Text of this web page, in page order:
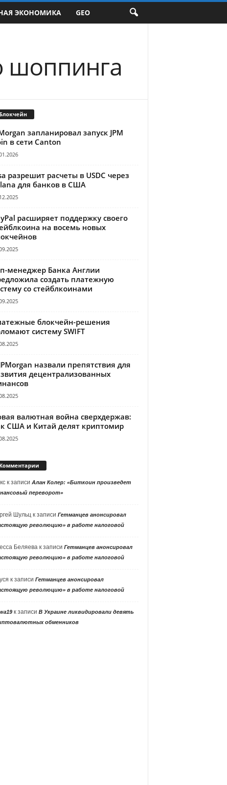
ЭКОНОМИКА GEO
шоппинга
Блокчейн
запланировал запуск JPM
в сети Canton
разрешит расчеты в USDC через
для банков в США
расширяет поддержку своего
на восемь новых
менеджер Банка Англии
создать платежную
со стейблкоинами
блокчейн-решения
систему SWIFT
назвали препятствия для
децентрализованных
валютная война сверхдержав:
США и Китай делят криптомир
Комментарии
к записи Алан Колер: «Биткоин произведет
переворот»
Шульцк записи Гетманцев анонсировал
революцию» в работе налоговой
Беляевак записи Гетманцев анонсировал
революцию» в работе налоговой
к записи Гетманцев анонсировал
революцию» в работе налоговой
к записи В Украине ликвидировали девять
обменников